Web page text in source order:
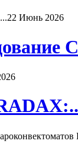
22 Июнь 2026